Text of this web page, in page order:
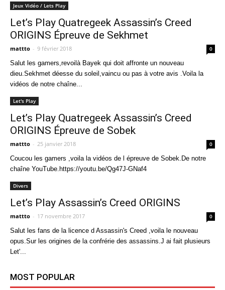
Jeux Vidéo / Lets Play
Let’s Play Quatregeek Assassin’s Creed
ORIGINS Épreuve de Sekhmet
mattto - 9 février 2018 0
Salut les gamers,revoilà Bayek qui doit affronte un nouveau
dieu.Sekhmet déesse du soleil,vaincu ou pas à votre avis .Voila la
vidéos de notre chaîne...
Let's Play
Let’s Play Quatregeek Assassin’s Creed
ORIGINS Épreuve de Sobek
mattto - 25 janvier 2018 0
Coucou les gamers ,voila la vidéos de l épreuve de Sobek.De notre
chaîne YouTube.https://youtu.be/Qg47J-GNaf4
Divers
Let’s Play Assassin’s Creed ORIGINS
mattto - 17 novembre 2017 0
Salut les fans de la licence d Assassin's Creed ,voila le nouveau
opus.Sur les origines de la confrérie des assassins.J ai fait plusieurs
Let'...
MOST POPULAR